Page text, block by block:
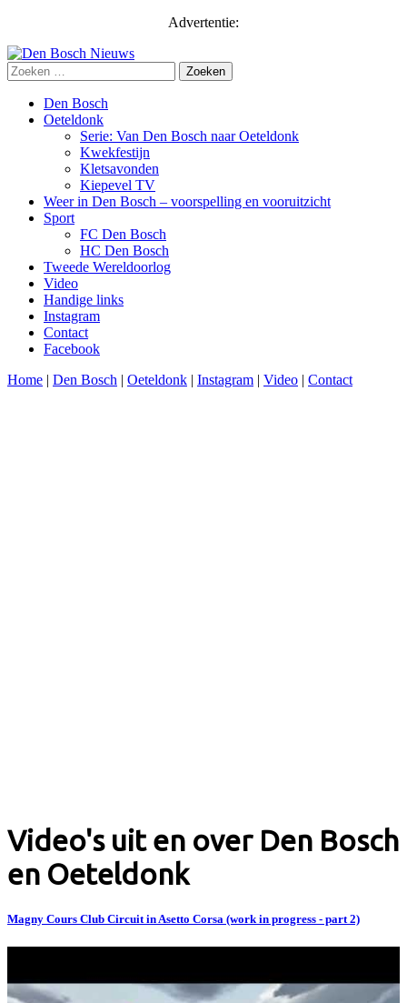
Advertentie:
Zoeken
naar:
Skip
Den Bosch
Oeteldonk
Serie: Van Den Bosch naar Oeteldonk
Kwekfestijn
Kletsavonden
Kiepevel TV
Weer in Den Bosch – voorspelling en vooruitzicht
Sport
FC Den Bosch
HC Den Bosch
Tweede Wereldoorlog
Video
Handige links
Instagram
Contact
Facebook
Home | Den Bosch | Oeteldonk | Instagram | Video | Contact
Video's uit en over Den Bosch
en Oeteldonk
Magny Cours Club Circuit in Asetto Corsa (work in progress - part 2)